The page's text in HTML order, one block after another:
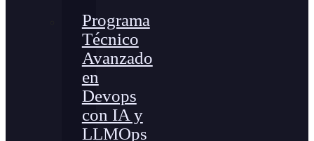
Programa
Técnico
Avanzado
en
Devops
con IA y
LLMOps